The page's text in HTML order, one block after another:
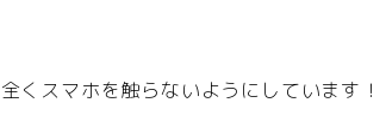
くスマホを触らないようにしています！